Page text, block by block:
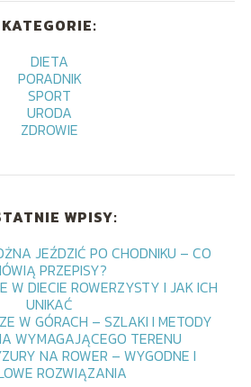
KATEGORIE:
DIETA
PORADNIK
SPORT
URODA
ZDROWIE
WPISY:
JEŹDZIĆ PO CHODNIKU – CO
PRZEPISY?
W DIECIE ROWERZYSTY I JAK ICH
UNIKAĆ
W GÓRACH – SZLAKI I METODY
WYMAGAJĄCEGO TERENU
NA ROWER – WYGODNE I
ROZWIĄZANIA